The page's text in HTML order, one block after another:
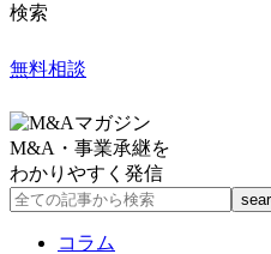
検索
無料相談
M&A・事業承継を
わかりやすく発信
コラム